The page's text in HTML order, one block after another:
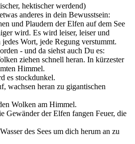
hektischer werdend)
anderes in dein Bewusstsein:
und Plaudern der Elfen auf dem See
wird. Es wird leiser, leiser und
Wort, jede Regung verstummt.
- und da siehst auch Du es:
ziehen schnell heran. In kürzester
Himmel.
es stockdunkel.
wachsen heran zu gigantischen
Wolken am Himmel.
Gewänder der Elfen fangen Feuer, die
des Sees um dich herum an zu